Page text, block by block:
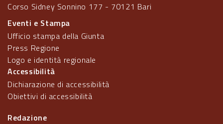
Corso Sidney Sonnino 177 - 70121 Bari
Eventi e Stampa
Ufficio stampa della Giunta
Press Regione
Logo e identità regionale
Accessibilità
Dichiarazione di accessibilità
Obiettivi di accessibilità
Redazione